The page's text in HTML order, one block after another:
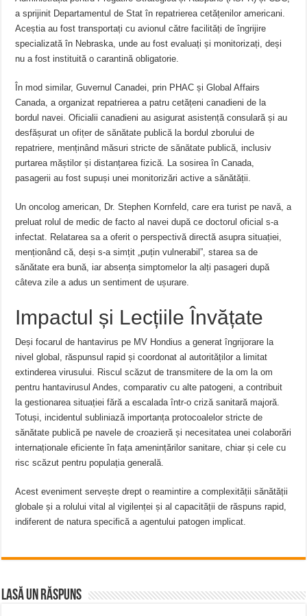
a sprijinit Departamentul de Stat în repatrierea cetățenilor americani.
Aceștia au fost transportați cu avionul către facilități de îngrijire
specializată în Nebraska, unde au fost evaluați și monitorizați, deși
nu a fost instituită o carantină obligatorie.
În mod similar, Guvernul Canadei, prin PHAC și Global Affairs
Canada, a organizat repatrierea a patru cetățeni canadieni de la
bordul navei. Oficialii canadieni au asigurat asistență consulară și au
desfășurat un ofițer de sănătate publică la bordul zborului de
repatriere, menținând măsuri stricte de sănătate publică, inclusiv
purtarea măștilor și distanțarea fizică. La sosirea în Canada,
pasagerii au fost supuși unei monitorizări active a sănătății.
Un oncolog american, Dr. Stephen Kornfeld, care era turist pe navă, a
preluat rolul de medic de facto al navei după ce doctorul oficial s-a
infectat. Relatarea sa a oferit o perspectivă directă asupra situației,
menționând că, deși s-a simțit „puțin vulnerabil”, starea sa de
sănătate era bună, iar absența simptomelor la alți pasageri după
câteva zile a adus un sentiment de ușurare.
Impactul și Lecțiile Învățate
Deși focarul de hantavirus pe MV Hondius a generat îngrijorare la
nivel global, răspunsul rapid și coordonat al autorităților a limitat
extinderea virusului. Riscul scăzut de transmitere de la om la om
pentru hantavirusul Andes, comparativ cu alte patogeni, a contribuit
la gestionarea situației fără a escalada într-o criză sanitară majoră.
Totuși, incidentul subliniază importanța protocoalelor stricte de
sănătate publică pe navele de croazieră și necesitatea unei colaborări
internaționale eficiente în fața amenințărilor sanitare, chiar și cele cu
risc scăzut pentru populația generală.
Acest eveniment servește drept o reamintire a complexității sănătății
globale și a rolului vital al vigilenței și al capacității de răspuns rapid,
indiferent de natura specifică a agentului patogen implicat.
Lasă un răspuns